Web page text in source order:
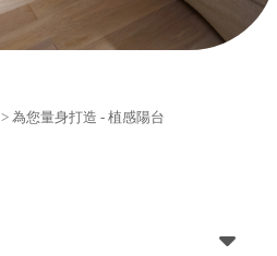
> 為您量身打造 - 植感陽台